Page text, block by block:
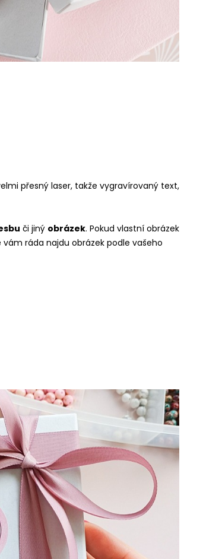
přesný laser, takže vygravírovaný text,
či jiný obrázek. Pokud vlastní obrázek
vám ráda najdu obrázek podle vašeho